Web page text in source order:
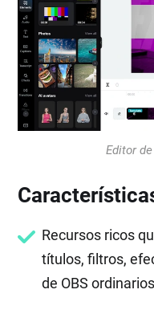
Editor
Recursos ricos
títulos, filtros,
de OBS